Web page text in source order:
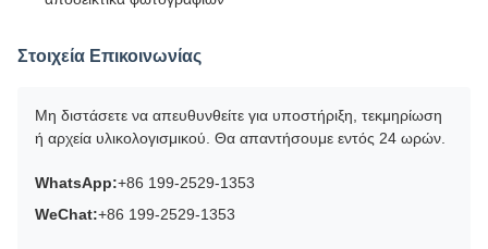
Στοιχεία Επικοινωνίας
Μη διστάσετε να απευθυνθείτε για υποστήριξη, τεκμηρίωση
ή αρχεία υλικολογισμικού. Θα απαντήσουμε εντός 24 ωρών.
WhatsApp:+86 199-2529-1353
WeChat:+86 199-2529-1353